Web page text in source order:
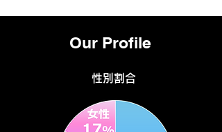
Our Profile
性別割合